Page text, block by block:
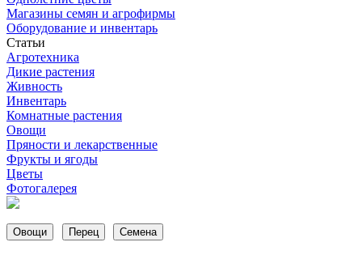
Магазины семян и агрофирмы
Оборудование и инвентарь
Статьи
Агротехника
Дикие растения
Живность
Инвентарь
Комнатные растения
Овощи
Пряности и лекарственные
Фрукты и ягоды
Цветы
Фотогалерея